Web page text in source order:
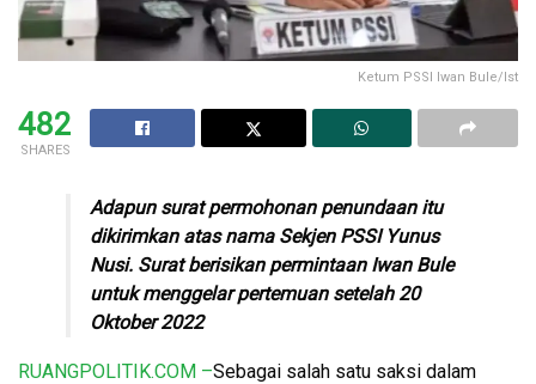
Ketum PSSI Iwan Bule/Ist
482
SHARES
Adapun surat permohonan penundaan itu
dikirimkan atas nama Sekjen PSSI Yunus
Nusi. Surat berisikan permintaan Iwan Bule
untuk menggelar pertemuan setelah 20
Oktober 2022
RUANGPOLITIK.COM –Sebagai salah satu saksi dalam